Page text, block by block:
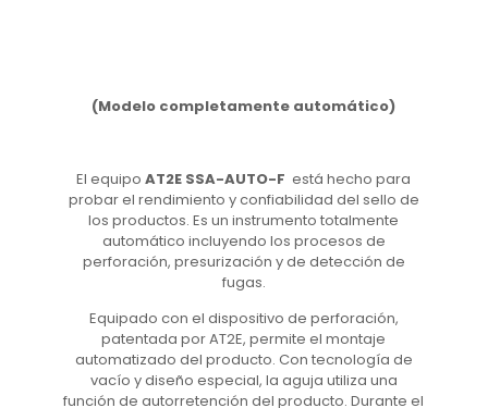
(Modelo completamente automático)
El equipoAT2E SSA-AUTO-F está hecho para
probar el rendimiento y confiabilidad del sello de
los productos. Es un instrumento totalmente
automático incluyendo los procesos de
perforación, presurización y de detección de
fugas.
Equipado con el dispositivo de perforación,
patentada por AT2E, permite el montaje
automatizado del producto. Con tecnología de
vacío y diseño especial, la aguja utiliza una
función de autorretención del producto. Durante el